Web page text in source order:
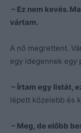
– Ez nem kevés.
vártam.
A nő megrettent.
egy idegennek egy
– Írtam egy listát,
lépett közelebb és
– Meg, de előbb